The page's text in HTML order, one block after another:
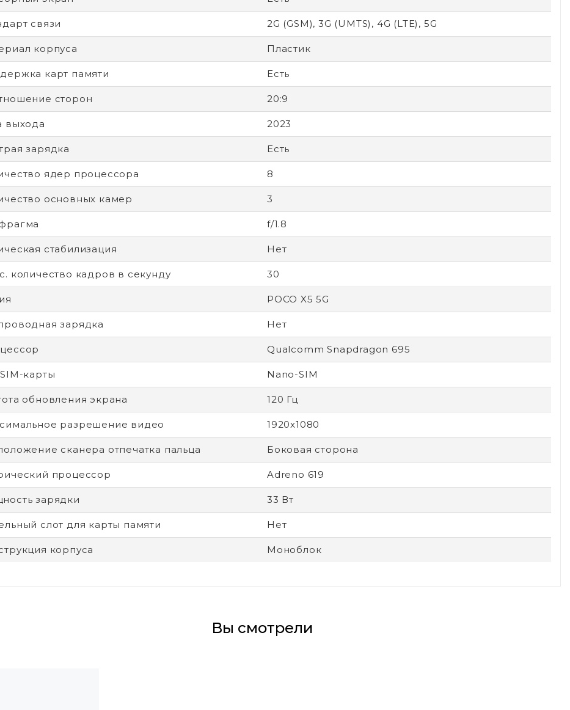
связи 2G (GSM), 3G (UMTS), 4G (LTE), 5G
корпуса Пластик
карт памяти Есть
сторон 20:9
выхода 2023
зарядка Есть
ядер процессора 8
основных камер 3
f/1.8
стабилизация Нет
количество кадров в секунду 30
POCO X5 5G
зарядка Нет
Qualcomm Snapdragon 695
карты Nano-SIM
обновления экрана 120 Гц
разрешение видео 1920x1080
сканера отпечатка пальца Боковая сторона
процессор Adreno 619
зарядки 33 Вт
слот для карты памяти Нет
корпуса Моноблок
Вы смотрели